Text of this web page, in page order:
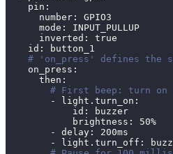
pin :
number : GPIO3
mode : INPUT_PULLUP
inverted : true
id :
button_1
# 'on_press' defines the
on_press :
then :
# First beep: turn on
-
light.turn_on :
id :
buzzer
brightness :
50%
-
delay :
200ms
-
light.turn_off :